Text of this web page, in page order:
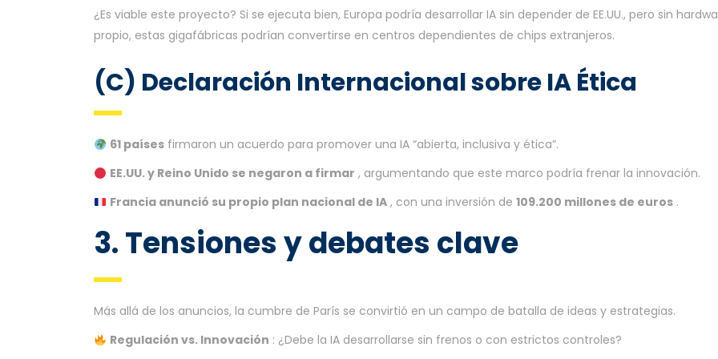
¿Es viable este proyecto? Si se ejecuta bien, Europa podría desarrollar IA sin depender de EE.UU., pero sin
propio, estas gigafábricas podrían convertirse en centros dependientes de chips extranjeros.
(C) Declaración Internacional sobre IA Ética
61 paísesfirmaron un acuerdo para promover una IA “abierta, inclusiva y ética”.
EE.UU. y Reino Unido se negaron a firmar , argumentando que este marco podría frenar la innovación.
Francia anunció su propio plan nacional de IA, con una inversión de 109.200 millones de euros.
3. Tensiones y debates clave
Más allá de los anuncios, la cumbre de París se convirtió en un campo de batalla de ideas y estrategias.
Regulación vs. Innovación : ¿Debe la IA desarrollarse sin frenos o con estrictos controles?